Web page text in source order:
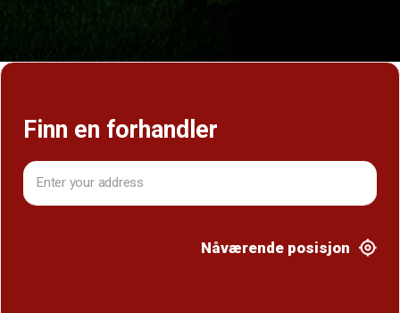
Finn en forhandler
Nåværende posisjon